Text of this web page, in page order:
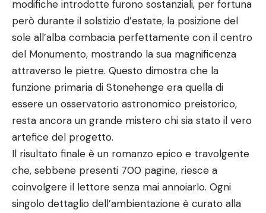
modifiche introdotte furono sostanziali, per fortuna
però durante il solstizio d’estate, la posizione del
sole all’alba combacia perfettamente con il centro
del Monumento, mostrando la sua magnificenza
attraverso le pietre. Questo dimostra che la
funzione primaria di Stonehenge era quella di
essere un osservatorio astronomico preistorico,
resta ancora un grande mistero chi sia stato il vero
artefice del progetto.
Il risultato finale è un romanzo epico e travolgente
che, sebbene presenti 700 pagine, riesce a
coinvolgere il lettore senza mai annoiarlo. Ogni
singolo dettaglio dell’ambientazione è curato alla